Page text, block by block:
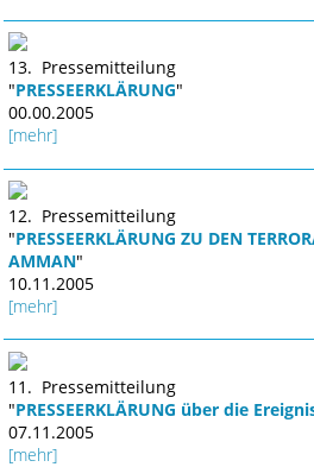
13. Pressemitteilung
"PRESSEERKLÄRUNG"
00.00.2005
[mehr]
12. Pressemitteilung
"PRESSEERKLÄRUNG ZU DEN
AMMAN"
10.11.2005
[mehr]
11. Pressemitteilung
"PRESSEERKLÄRUNG über die
07.11.2005
[mehr]